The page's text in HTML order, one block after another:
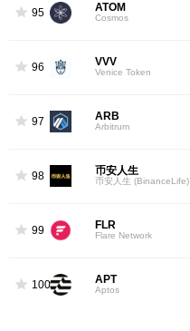
95 ATOM
Cosmos
96 VVV
Venice Token
97 ARB
Arbitrum
98 币安人生
币安人生 (BinanceLife)
99 FLR
Flare Network
100 APT
Aptos